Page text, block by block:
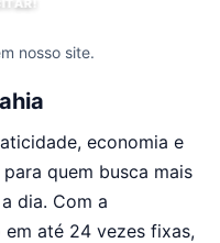
nosso site.
economia e
quem busca mais
dia. Com a
até 24 vezes fixas,